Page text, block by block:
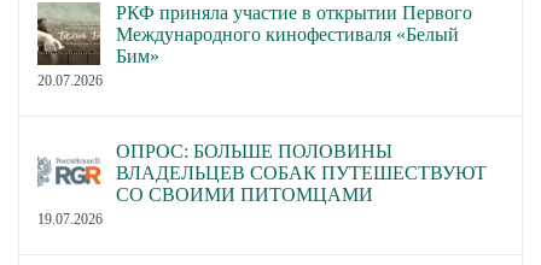
РКФ приняла участие в открытии Первого
Международного кинофестиваля «Белый
Бим»
20.07.2026
ОПРОС: БОЛЬШЕ ПОЛОВИНЫ
ВЛАДЕЛЬЦЕВ СОБАК ПУТЕШЕСТВУЮТ
СО СВОИМИ ПИТОМЦАМИ
19.07.2026